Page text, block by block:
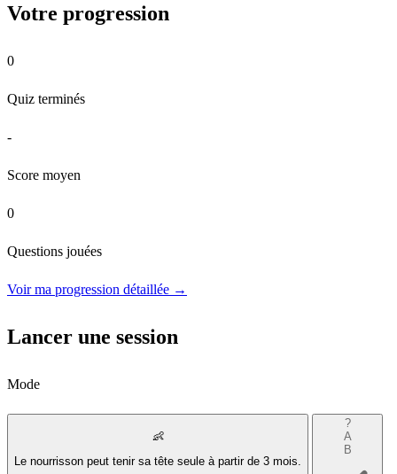
Votre progression
0
Quiz terminés
-
Score moyen
0
Questions jouées
Voir ma progression détaillée →
Lancer une session
Mode
👶
Le nourrisson peut tenir sa tête seule à partir de 3 mois.
?
A
B